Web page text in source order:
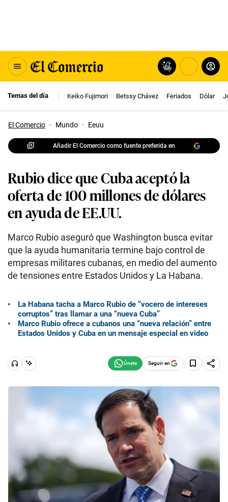
Temas del día Keiko Fujimori Betssy Chávez Feriados Dólar
El Comercio · Mundo · Eeuu
Añadir El Comercio como fuente preferida en
Rubio dice que Cuba aceptó la
oferta de 100 millones de dólares
en ayuda de EE.UU.
Marco Rubio aseguró que Washington busca evitar
que la ayuda humanitaria termine bajo control de
empresas militares cubanas, en medio del aumento
de tensiones entre Estados Unidos y La Habana.
La Habana tacha a Marco Rubio de “vocero de intereses
corruptos” tras llamar a una “nueva Cuba”
Marco Rubio ofrece a cubanos una “nueva relación” entre
Estados Unidos y Cuba en un mensaje especial en video
Seguir en